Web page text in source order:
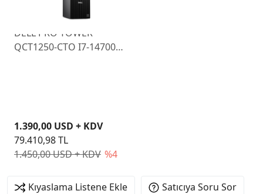
DELL PRO TOWER
QCT1250-CTO I7-14700
1.450,00 USD + KDV %4
1.390,00 USD + KDV
79.410,98 TL
Kıyaslama Listene Ekle Satıcıya Soru Sor